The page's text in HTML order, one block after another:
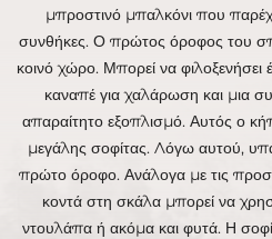
μπροστινό μπαλκόνι που
συνθήκες. Ο πρώτος όροφος του
κοινό χώρο. Μπορεί να
καναπέ για χαλάρωση και μια
απαραίτητο εξοπλισμό. Αυτός ο
μεγάλης σοφίτας. Λόγω αυτού,
πρώτο όροφο. Ανάλογα με τις
κοντά στη σκάλα μπορεί να
ντουλάπα ή ακόμα και φυτά. Η